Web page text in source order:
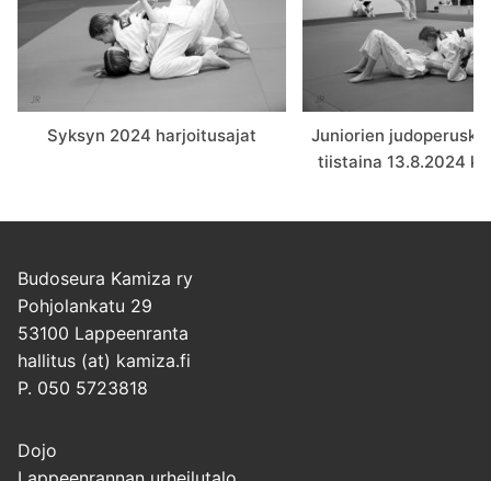
Syksyn 2024 harjoitusajat
Juniorien
tiistaina 13.8.2024
Budoseura Kamiza ry
Pohjolankatu 29
53100 Lappeenranta
hallitus (at) kamiza.fi
P. 050 5723818
Dojo